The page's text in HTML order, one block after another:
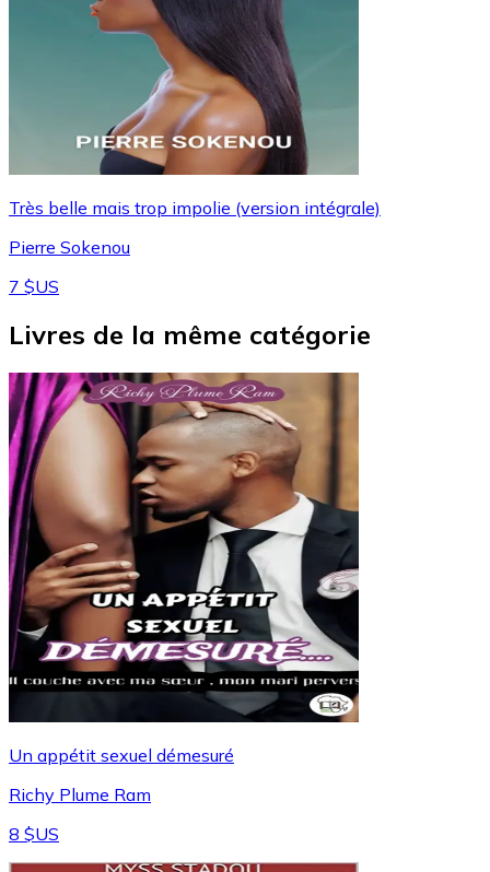
Très belle mais trop impolie (version intégrale)
Pierre Sokenou
7 $US
Livres de la même catégorie
Un appétit sexuel démesuré
Richy Plume Ram
8 $US